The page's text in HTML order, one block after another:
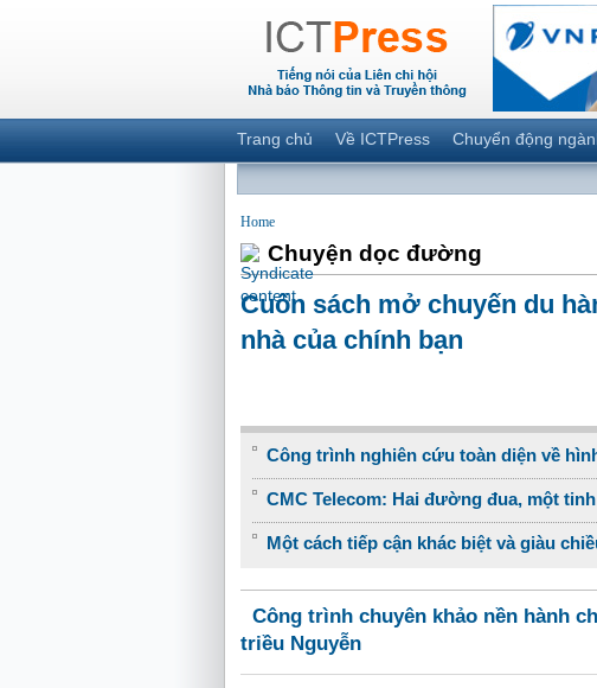
Trang chủ Về ICTPress Chuyển động
Home
Chuyện dọc đường
Cuốn sách mở chuyến du
nhà của chính bạn
Công trình nghiên cứu toàn diện về
CMC Telecom: Hai đường đua, một
Một cách tiếp cận khác biệt và giàu
Công trình chuyên khảo nền hành
triều Nguyễn